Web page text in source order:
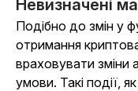
Невизначені
Подібно до змін у
отримання
враховувати зміни
умови. Такі події,